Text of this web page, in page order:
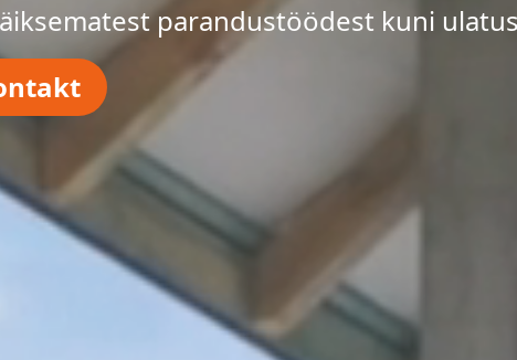
parandustöödest kuni